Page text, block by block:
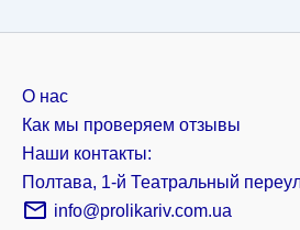
О нас
Как мы проверяем отзывы
Наши контакты:
Полтава, 1-й Театральный
info@prolikariv.com.ua